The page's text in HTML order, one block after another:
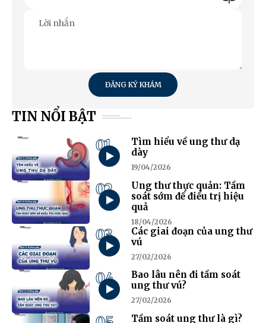
ĐĂNG KÝ KHÁM
TIN NỔI BẬT
01
Tìm hiểu về ung thư dạ
dày
19/04/2026
02
Ung thư thực quản: Tầm
soát sớm để điều trị hiệu
quả
18/04/2026
03
Các giai đoạn của ung thư
vú
27/02/2026
04
Bao lâu nên đi tầm soát
ung thư vú?
27/02/2026
Tầm soát ung thư là gì?